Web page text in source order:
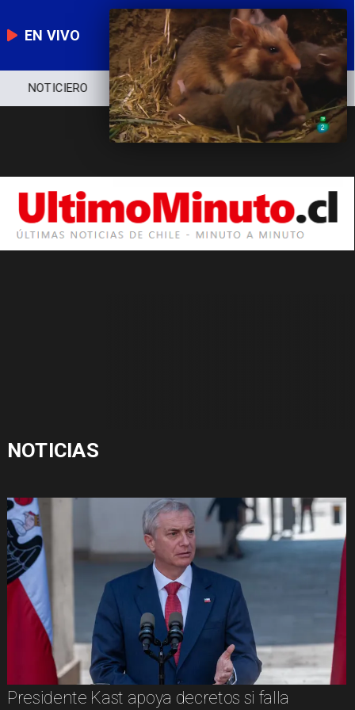
EN VIVO
NOTICIERO POLÍTICA ECONOMÍA
NOTICIAS
Presidente Kast apoya decretos si falla